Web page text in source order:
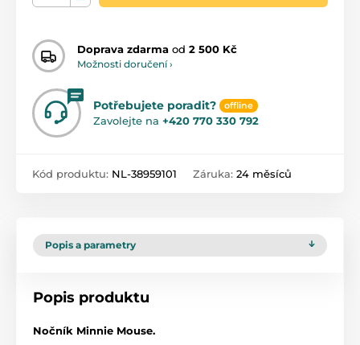
Doprava zdarma od 2 500 Kč
Možnosti doručení ›
Potřebujete poradit? offline
Zavolejte na +420 770 330 792
Kód produktu: NL-38959101 Záruka: 24 měsíců
Popis a parametry
Popis produktu
Nočník Minnie Mouse.